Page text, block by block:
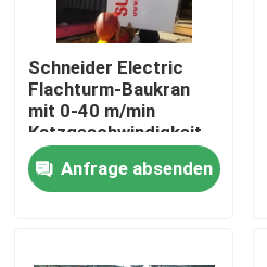
Schneider Electric
Flachturm-Baukran
mit 0-40 m/min
Katzgeschwindigkeit
Anfrage absenden